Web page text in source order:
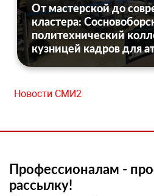
От мастерской до
кластера:
политехнический
кузницей кадров для
Новости СМИ2
Профессионалам -
рассылку!